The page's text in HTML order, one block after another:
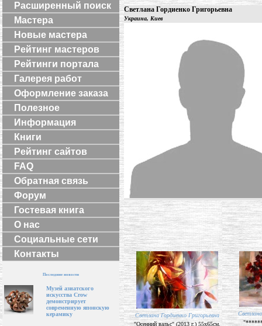
Расширенный поиск
Мастера
Новые мастера
Рейтинг мастеров
Рейтинги портала
Галерея работ
Оформление заказа
Полезное
Информация
Книги
Рейтинг сайтов
FAQ
Обратная связь
Форум
Гостевая книга
О нас
Социальные сети
Контакты
Последние новости
Музей азиатского
искусства Crow
демонстрирует
современную японскую
керамику
Cветлана Гордиенко Григорьевна
Украина, Киев
Cветлана Гордиенко Григорьевна
"Осенний вальс" (2013 г.) 55х65см.